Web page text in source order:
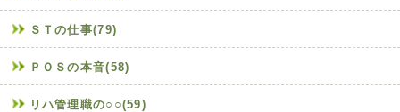
ＳＴの仕事(79)
ＰＯＳの本音(58)
リハ管理職の○○(59)